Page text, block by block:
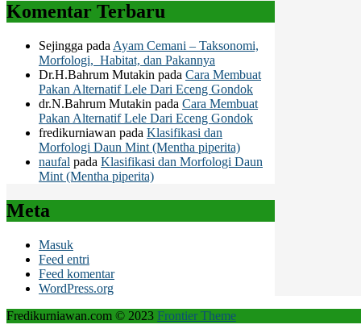
Komentar Terbaru
Sejingga pada Ayam Cemani – Taksonomi,
Morfologi, Habitat, dan Pakannya
Dr.H.Bahrum Mutakin pada Cara Membuat
Pakan Alternatif Lele Dari Eceng Gondok
dr.N.Bahrum Mutakin pada Cara Membuat
Pakan Alternatif Lele Dari Eceng Gondok
fredikurniawan pada Klasifikasi dan
Morfologi Daun Mint (Mentha piperita)
naufal pada Klasifikasi dan Morfologi Daun
Mint (Mentha piperita)
Meta
Masuk
Feed entri
Feed komentar
WordPress.org
Fredikurniawan.com © 2023 Frontier Theme